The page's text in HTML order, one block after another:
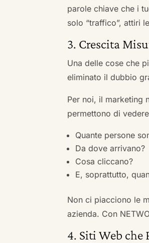
parole chiave che i
solo “traffico”, attiri
3. Crescita
Una delle cose che
eliminato il dubbio
Per noi, il marketing
permettono di
Quante persone
Da dove arrivano?
Cosa cliccano?
E, soprattutto,
Non ci piacciono le
azienda. Con
4. Siti Web che